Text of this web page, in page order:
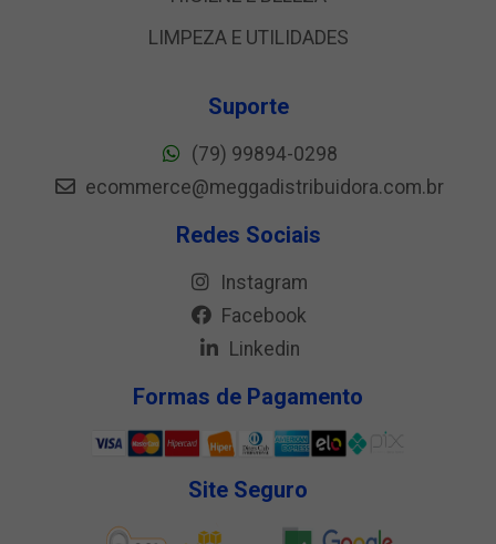
LIMPEZA E UTILIDADES
Suporte
(79) 99894-0298
ecommerce@meggadistribuidora.com.br
Redes Sociais
Instagram
Facebook
Linkedin
Formas de Pagamento
Site Seguro